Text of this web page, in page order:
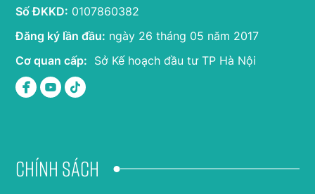
Số ĐKKD: 0107860382
Đăng ký lần đầu: ngày 26 tháng 05 năm 2017
Cơ quan cấp: Sở Kế hoạch đầu tư TP Hà Nội
Chính sách